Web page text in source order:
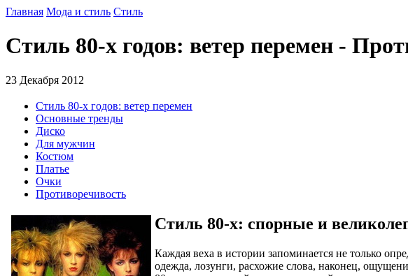
Главная Мода и стиль Стиль
Стиль 80-х годов: ветер перемен -
23 Декабря 2012
Стиль 80-х годов: ветер перемен
Основные тренды
Диско
Для мужчин
Костюм
Платье
Очки
Противоречивость
Стиль 80-х: спорные и
Каждая веха в истории запоминается не только
одежда, лозунги, расхожие слова, наконец,